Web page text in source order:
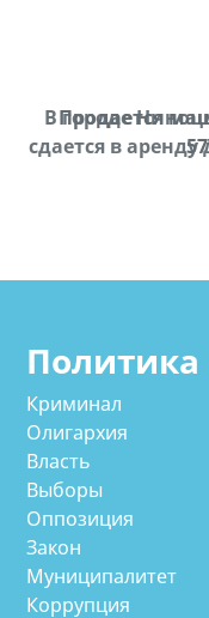
В городе
cдается в аренду
Продается
Политика
Криминал
Олигархия
Власть
Выборы
Оппозиция
Закон
Муниципалитет
Коррупция